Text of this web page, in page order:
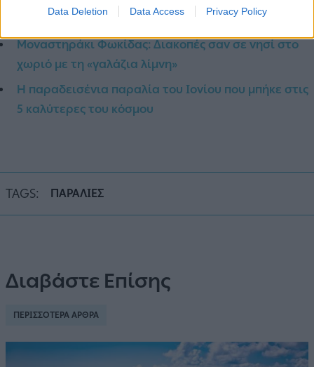
Data Deletion Data Access Privacy Policy
Διαβάστε ακόμη:
Μοναστηράκι Φωκίδας: Διακοπές σαν σε νησί στο
χωριό με τη «γαλάζια λίμνη»
Η παραδεισένια παραλία του Ιονίου που μπήκε στις
5 καλύτερες του κόσμου
TAGS: ΠΑΡΑΛΙΕΣ
Διαβάστε Επίσης
ΠΕΡΙΣΣΟΤΕΡΑ ΑΡΘΡΑ